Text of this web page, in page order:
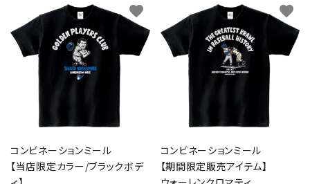
コンビネーションミール
【当店限定カラー/ブラックボデ
favorite
コンビネーションミール
【期間限定販売アイテム】
favorite